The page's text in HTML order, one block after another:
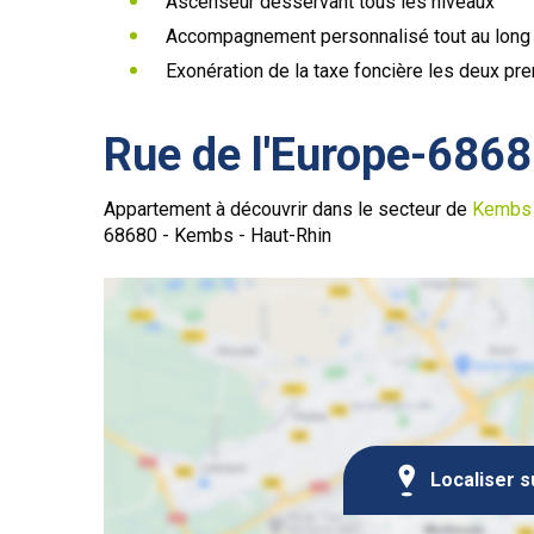
Accompagnement personnalisé tout au
Exonération de la taxe foncière les deux
Rue de l'Europe-
Appartement à découvrir dans le secteur de Kembs
68680 - Kembs - Haut-Rhin
Localiser